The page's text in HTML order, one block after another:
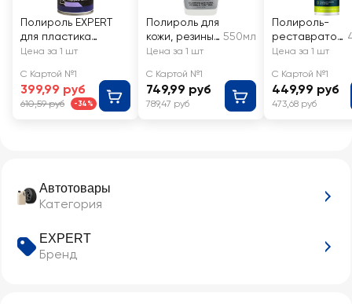
Автотовары
Категория
EXPERT
Бренд
Полироль EXPERT
для пластика
ваниль Арт. 204172,
Цена за 1 шт
С Картой №1
399,99 руб
610,59 руб -34%
Полироль для
кожи, резины
и пластика
Shine
550мл
Цена за 1 шт
С Картой №1
749,99 руб
789,47 руб
Полироль-
реставратор
пластика
Арт. Ln2437
Цена за 1 шт
С Картой №1
449,99 руб
473,68 руб